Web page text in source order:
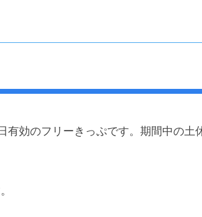
有効のフリーきっぷです。期間中の土